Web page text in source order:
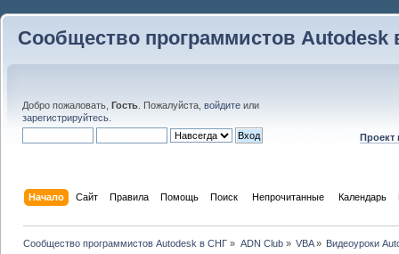
Сообщество программистов Autodesk
Добро пожаловать, Гость . Пожалуйста, войдите или
зарегистрируйтесь
Проект
Начало Сайт Правила Помощь Поиск Непрочитанные Календарь
Сообщество программистов Autodesk в СНГ » ADN Club» VBA» Видеоуроки